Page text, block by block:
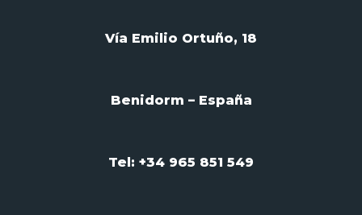
Vía Emilio Ortuño, 18
Benidorm – España
Tel: +34 965 851 549